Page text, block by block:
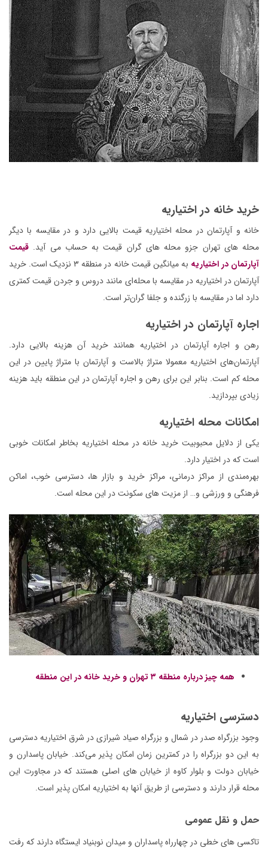
خرید خانه در اختیاریه
خانه و آپارتمان در محله اختیاریه قیمت بالایی دارد و در مقایسه با دیگر
محله های تهران جزو محله های گران قیمت به حساب می آید. قیمت
آپارتمان در اختیاریه
به میانگین قیمت خانه در منطقه ۳ نزدیک است. خرید
آپارتمان در اختیاریه در مقایسه با محله‌ای مانند دروس و جردن قیمت کمتری
دارد اما در مقایسه با زرگنده و جلفا گران‌تر است.
اجاره آپارتمان در اختیاریه
رهن و اجاره آپارتمان در اختیاریه همانند خرید آن هزینه بالایی دارد.
آپارتمان‌های اختیاریه معمولا متراژ بالاست و آپارتمان با متراژ پایین در این
محله کم است. بنابر این برای رهن و اجاره آپارتمان در این منطقه باید هزینه
زیادی بپردازید.
امکانات محله اختیاریه
یکی از دلایل محبوبیت خرید خانه در محله‌ اختیاریه بخاطر امکانات خوبی
است که در اختیار دارد.
بهره‌مندی از مراکز درمانی، مراکز خرید و بازار ها، دسترسی خوب، اماکن
فرهنگی و ورزشی و… از مزیت های سکونت در این محله است.
همه چیز درباره منطقه ۳ تهران و خرید خانه در این منطقه
دسترسی اختیاریه
وجود بزرگراه صدر در شمال و بزرگراه صیاد شیرازی در شرق اختیاریه دسترسی
به این دو بزرگراه را در کمترین زمان امکان پذیر می‌کند. خیابان پاسدارن و
خیابان دولت و بلوار کاوه از خیابان های اصلی هستند که در مجاورت این
محله قرار دارند و دسترسی از طریق آنها به اختیاریه امکان پذیر است.
حمل و نقل عمومی
تاکسی های خطی در چهارراه پاسداران و میدان نوبنیاد ایستگاه دارند که رفت